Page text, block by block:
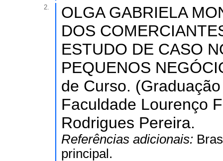
2.
OLGA GABRIELA
DOS
ESTUDO DE CASO
PEQUENOS
de Curso.
Faculdade Lourenço
Rodrigues Pereira.
Referências adicionais:
principal.